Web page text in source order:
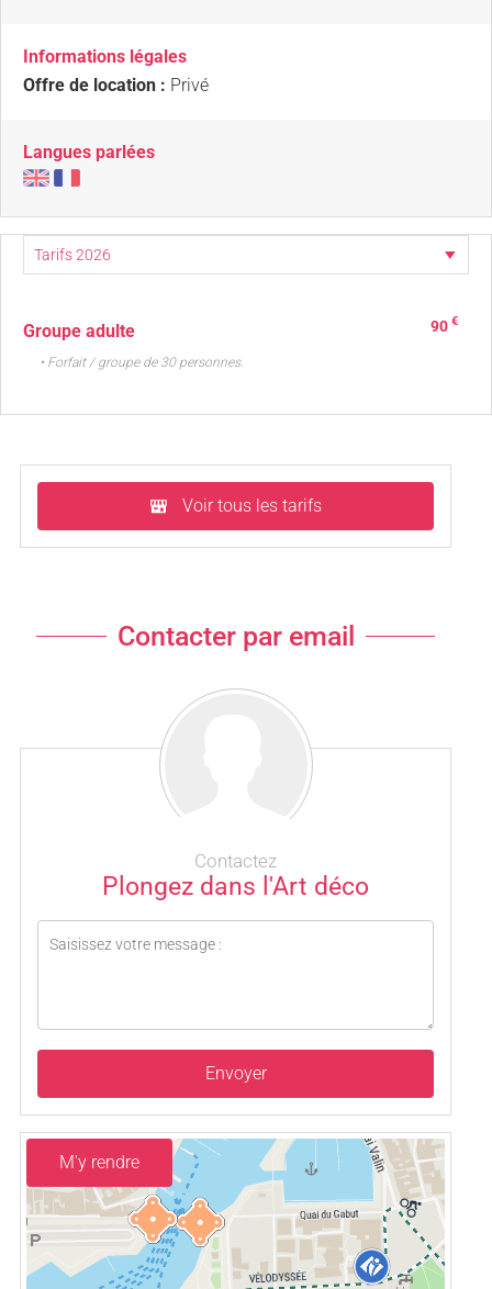
Informations légales
Offre de location : Privé
Langues parlées
Groupe adulte 90 €
• Forfait / groupe de 30 personnes.
Voir tous les tarifs
Contacter par email
Contactez
Plongez dans l'Art déco
Envoyer
M'y rendre